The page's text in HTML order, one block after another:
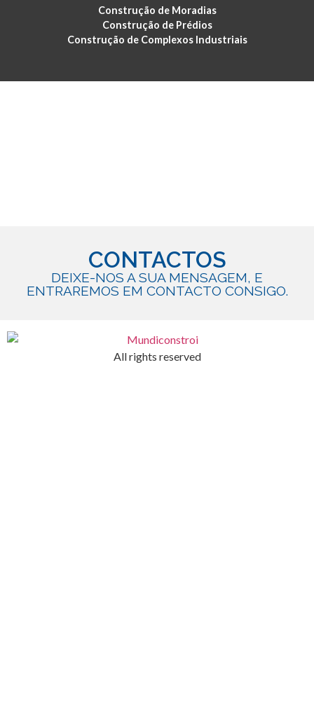
Construção de Moradias
Construção de Prédios
Construção de Complexos Industriais
CONTACTOS
DEIXE-NOS A SUA MENSAGEM, E
ENTRAREMOS EM CONTACTO CONSIGO.
All rights reserved